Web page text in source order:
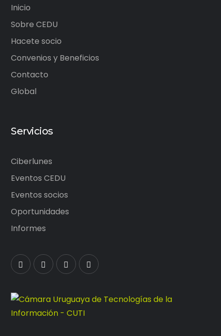
Inicio
Sobre CEDU
Hacete socio
Convenios y Beneficios
Contacto
Global
Servicios
Ciberlunes
Eventos CEDU
Eventos socios
Oportunidades
Informes